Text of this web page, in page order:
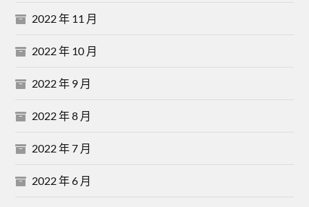
2022 年 11 月
2022 年 10 月
2022 年 9 月
2022 年 8 月
2022 年 7 月
2022 年 6 月